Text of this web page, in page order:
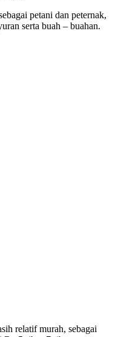
petani dan peternak,
serta buah – buahan.
relatif murah, sebagai